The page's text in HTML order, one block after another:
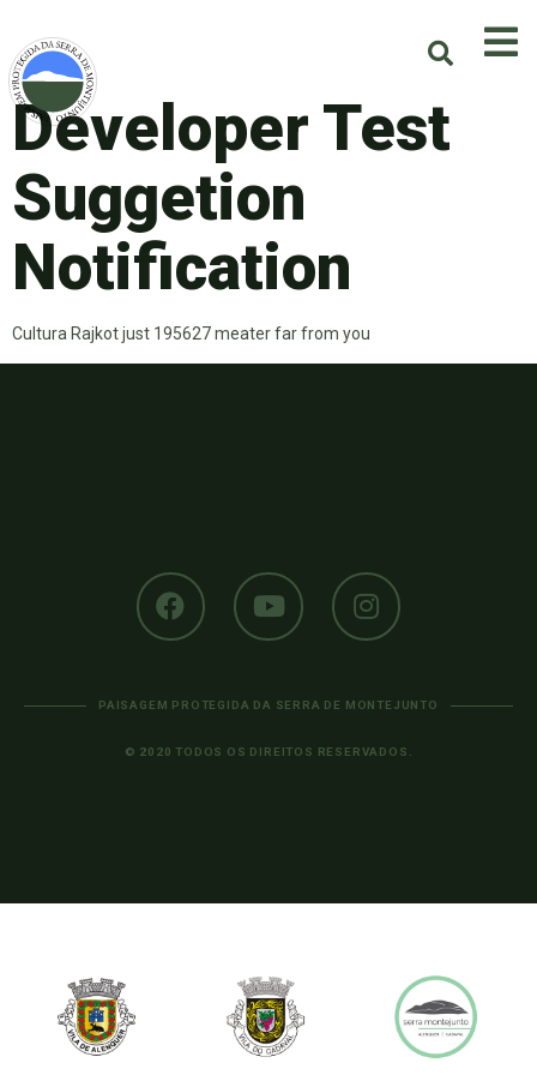
Developer Test
Suggetion
Notification
Cultura Rajkot just 195627 meater far from you
PAISAGEM PROTEGIDA DA SERRA DE MONTEJUNTO
© 2020 TODOS OS DIREITOS RESERVADOS.